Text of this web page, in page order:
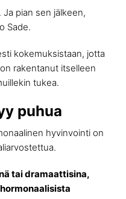
pian sen jälkeen,
Sade.
kokemuksistaan, jotta
rakentanut itselleen
tukea.
puhua
hyvinvointi on
tai dramaattisina,